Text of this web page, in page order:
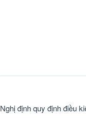
Nghị định quy định điều